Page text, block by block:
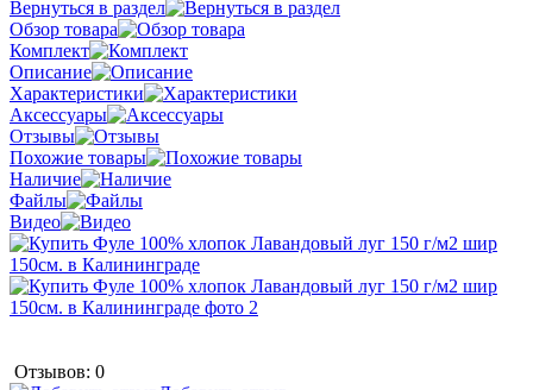
Вернуться в раздел
Обзор товара
Комплект
Описание
Характеристики
Аксессуары
Отзывы
Похожие товары
Наличие
Файлы
Видео
Отзывов: 0